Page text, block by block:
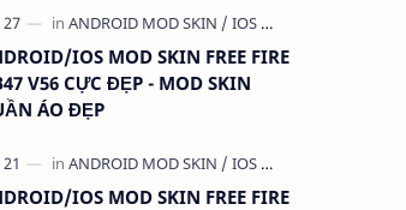
ĐỘNG LV7 2. TẢI VÀ CÀI ĐẶT (BẢN
KHÔNG LIN…
IOS MOD SKIN FREE FIRE
V56 CỰC ĐẸP - MOD SKIN
ÁO ĐẸP
IOS MOD SKIN FREE FIRE